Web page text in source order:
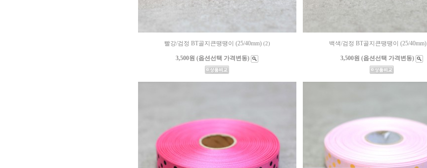
빨강/검정 BT골지큰땡땡이 (25/40mm) (2)
3,500원 (옵션선택 가격변동)
백색/검정 BT골지큰땡땡이 (25/40mm)
3,500원 (옵션선택 가격변동)